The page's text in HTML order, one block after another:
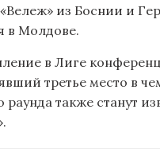
из Боснии и
в Молдове.
в Лиге
третье место в
раунда также станут